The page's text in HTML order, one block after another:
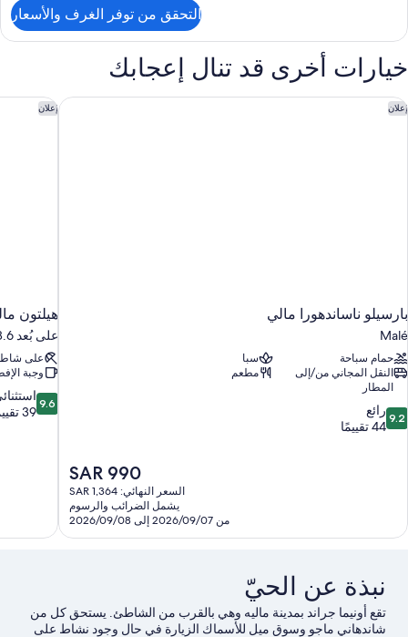
Executive
Double
Room
(Free
Airport
Transfer)
التحقق من توفر الغرف والأسعار
خيارات أخرى قد تنال إعجابك
إعلان
بارسيلو ناساندهورا مالي
Malé
حمام سباحة
سبا
النقل المجاني من/إلى
المطار
مطعم
9.2
من
9.2 رائع
44 تقييمًا
السعر
الحالي
هو
SAR
990
SAR 990
السعر النهائي: SAR 1,364
يشمل الضرائب والرسوم
من 2026/09/07 إلى 2026/09/08
بارسيلو ناساندهورا مالي إعلان
هيلتون
على بُعد 18.6 كم من ماليه
على
وجبة
9.6
من
9.6
39 تقييمًا
هيلتون
نبذة عن الحيّ
تقع أونيما جراند بمدينة ماليه وهي بالقرب من الشاطئ. يستحق كل من
شاندهاني ماجو وسوق ميل للأسماك الزيارة في حال وجود نشاط على